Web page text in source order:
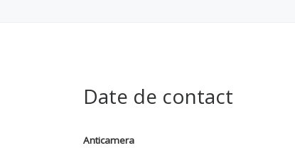
Date de contact
Anticamera